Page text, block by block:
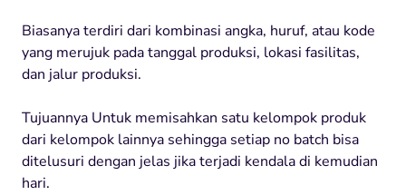
Biasanya terdiri dari kombinasi angka, huruf, atau kode
yang merujuk pada tanggal produksi, lokasi fasilitas,
dan jalur produksi.
Tujuannya Untuk memisahkan satu kelompok produk
dari kelompok lainnya sehingga setiap no batch bisa
ditelusuri dengan jelas jika terjadi kendala di kemudian
hari.